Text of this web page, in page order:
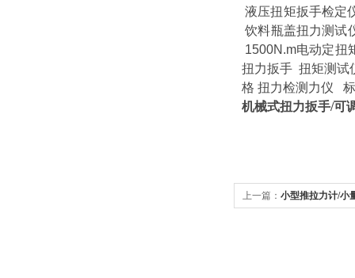
液压扭矩扳手检定
饮料瓶盖扭力测试
1500N.m电动定扭
扭力扳手 扭矩测试
格 扭力检测力仪
机械式扭力扳手/可
上一篇： 小型推拉力计/小